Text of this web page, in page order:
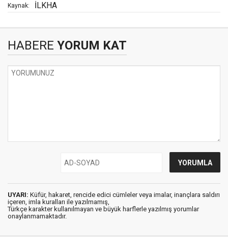
Kaynak: İLKHA
HABERE YORUM KAT
UYARI: Küfür, hakaret, rencide edici cümleler veya imalar, inançlara saldırı
içeren, imla kuralları ile yazılmamış,
Türkçe karakter kullanılmayan ve büyük harflerle yazılmış yorumlar
onaylanmamaktadır.